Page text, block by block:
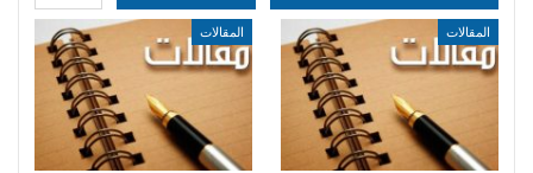
المقالات المقالات